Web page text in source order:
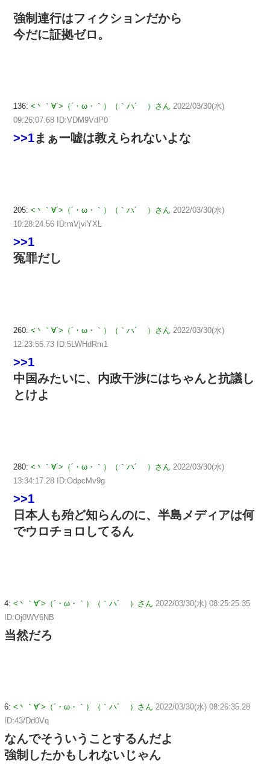
強制連行はフィクションだから
今だに証拠ゼロ。
136: <丶｀∀´>（´・ω・｀）（｀ハ´ ）さん 2022/03/30(水)
09:26:07.68 ID:VDM9VdP0
>>1まぁー嘘は教えられないよな
205: <丶｀∀´>（´・ω・｀）（｀ハ´ ）さん 2022/03/30(水)
10:28:24.56 ID:mVjviYXL
>>1
冤罪だし
260: <丶｀∀´>（´・ω・｀）（｀ハ´ ）さん 2022/03/30(水)
12:23:55.73 ID:5LWHdRm1
>>1
中国みたいに、内政干渉にはちゃんと抗議し
とけよ
280: <丶｀∀´>（´・ω・｀）（｀ハ´ ）さん 2022/03/30(水)
13:34:17.28 ID:OdpcMv9g
>>1
日本人も殆ど知らんのに、半島メディアは何
でウロチョロしてるん
4: <丶｀∀´>（´・ω・｀）（｀ハ´ ）さん 2022/03/30(水) 08:25:25.35
ID:Oj0WV6NB
当然だろ
6: <丶｀∀´>（´・ω・｀）（｀ハ´ ）さん 2022/03/30(水) 08:26:35.28
ID:43/Dd0Vq
なんでそういうことするんだよ
強制したかもしれないじゃん